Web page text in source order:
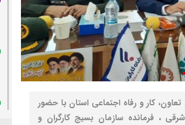
کار و رفاه اجتماعی استان با حضور
‌، فرمانده سازمان بسیج کارگران و